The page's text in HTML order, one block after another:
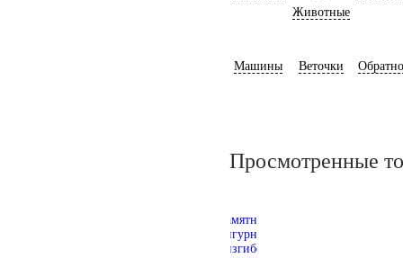
Животные
Машины Веточки
Просмотренные